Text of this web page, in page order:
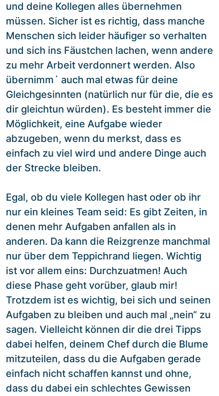
und deine Kollegen alles übernehmen
müssen. Sicher ist es richtig, dass manche
Menschen sich leider häufiger so verhalten
und sich ins Fäustchen lachen, wenn andere
zu mehr Arbeit verdonnert werden. Also
übernimm´ auch mal etwas für deine
Gleichgesinnten (natürlich nur für die, die es
dir gleichtun würden). Es besteht immer die
Möglichkeit, eine Aufgabe wieder
abzugeben, wenn du merkst, dass es
einfach zu viel wird und andere Dinge auch
der Strecke bleiben.
Egal, ob du viele Kollegen hast oder ob ihr
nur ein kleines Team seid: Es gibt Zeiten, in
denen mehr Aufgaben anfallen als in
anderen. Da kann die Reizgrenze manchmal
nur über dem Teppichrand liegen. Wichtig
ist vor allem eins: Durchzuatmen! Auch
diese Phase geht vorüber, glaub mir!
Trotzdem ist es wichtig, bei sich und seinen
Aufgaben zu bleiben und auch mal „nein“ zu
sagen. Vielleicht können dir die drei Tipps
dabei helfen, deinem Chef durch die Blume
mitzuteilen, dass du die Aufgaben gerade
einfach nicht schaffen kannst und ohne,
dass du dabei ein schlechtes Gewissen